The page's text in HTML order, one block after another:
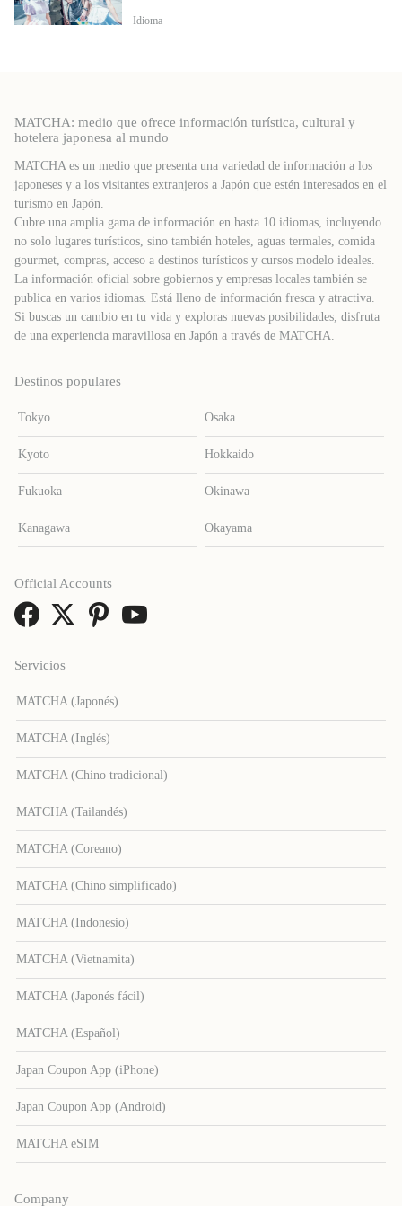
Idioma
MATCHA: medio que ofrece información turística, cultural y
hotelera japonesa al mundo
MATCHA es un medio que presenta una variedad de información a los
japoneses y a los visitantes extranjeros a Japón que estén interesados ​​en el
turismo en Japón.
Cubre una amplia gama de información en hasta 10 idiomas, incluyendo
no solo lugares turísticos, sino también hoteles, aguas termales, comida
gourmet, compras, acceso a destinos turísticos y cursos modelo ideales.
La información oficial sobre gobiernos y empresas locales también se
publica en varios idiomas. Está lleno de información fresca y atractiva.
Si buscas un cambio en tu vida y exploras nuevas posibilidades, disfruta
de una experiencia maravillosa en Japón a través de MATCHA.
Destinos populares
Tokyo Osaka
Kyoto Hokkaido
Fukuoka Okinawa
Kanagawa Okayama
Servicios
MATCHA (Japonés)
MATCHA (Inglés)
MATCHA (Chino tradicional)
MATCHA (Tailandés)
MATCHA (Coreano)
MATCHA (Chino simplificado)
MATCHA (Indonesio)
MATCHA (Vietnamita)
MATCHA (Japonés fácil)
MATCHA (Español)
Japan Coupon App (iPhone)
Japan Coupon App (Android)
MATCHA eSIM
Company
Official Accounts